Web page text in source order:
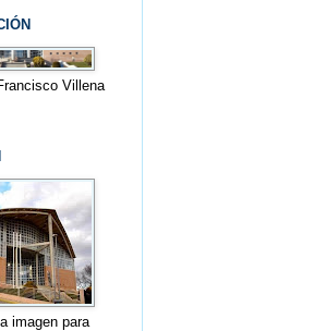
Villena
imagen para